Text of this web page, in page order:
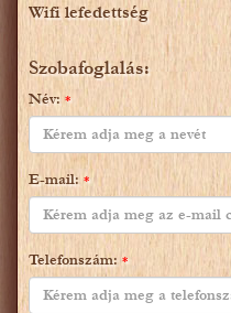
Wifi lefedettség
Szobafoglalás:
Név: *
E-mail: *
Telefonszám: *